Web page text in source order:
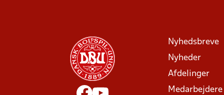
Nyhedsbreve
Nyheder
Afdelinger
Medarbejdere